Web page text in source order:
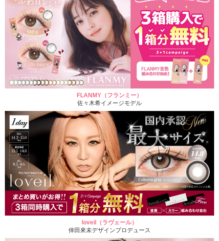
FLANMY（フランミー）
佐々木希イメージモデル
loveil（ラヴェール）
倖田來未デザインプロデュース